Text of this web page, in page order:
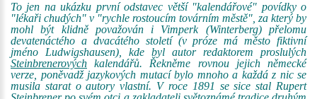
To jen na ukázku první odstavec větší "kalendářové" povídky o
"lékaři chudých" v "rychle rostoucím továrním městě", za který by
mohl být klidně považován i Vimperk (Winterberg) přelomu
devatenáctého a dvacátého století (v próze má město fiktivní
jméno Ludwigshausen), kde byl autor redaktorem proslulých
Steinbrenerových kalendářů. Řekněme rovnou jejich německé
verze, poněvadž jazykových mutací bylo mnoho a každá z nic se
musila starat o autory vlastní. V roce 1891 se sice stal Rupert